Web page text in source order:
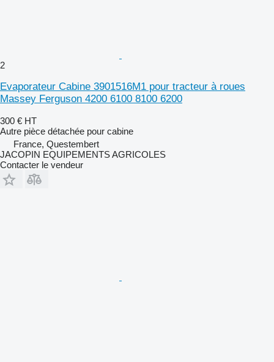
2
Evaporateur Cabine 3901516M1 pour tracteur à roues
Massey Ferguson 4200 6100 8100 6200
300 € HT
Autre pièce détachée pour cabine
France, Questembert
JACOPIN EQUIPEMENTS AGRICOLES
Contacter le vendeur